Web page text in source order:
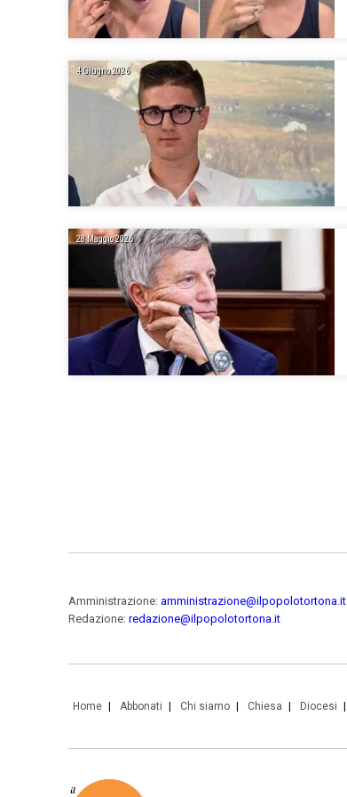
4 Giugno 2026
28 Maggio 2026
Amministrazione: amministrazione@ilpopolotortona.it
Redazione: redazione@ilpopolotortona.it
Home Abbonati Chi siamo Chiesa Diocesi